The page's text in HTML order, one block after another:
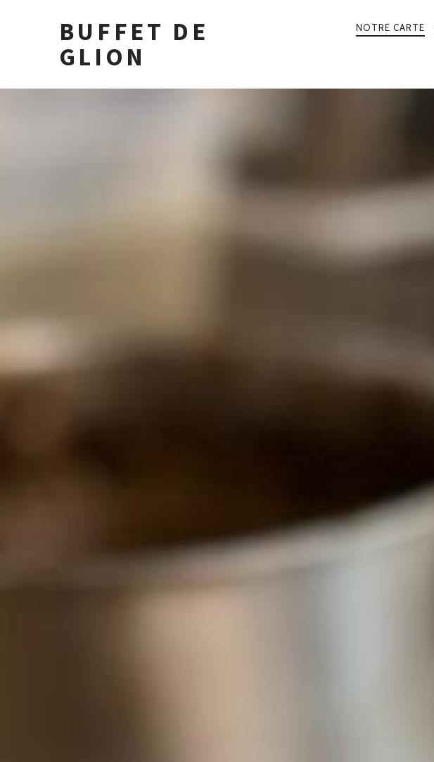
BUFFET DE
GLION
PRINCIPALE
NOTRE CARTE